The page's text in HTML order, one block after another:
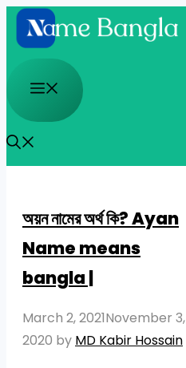
Skip
to
content
Menu
অয়ন নামের অর্থ কি? Ayan
Name means
bangla |
March 2, 2021November 3,
2020 by MD Kabir Hossain